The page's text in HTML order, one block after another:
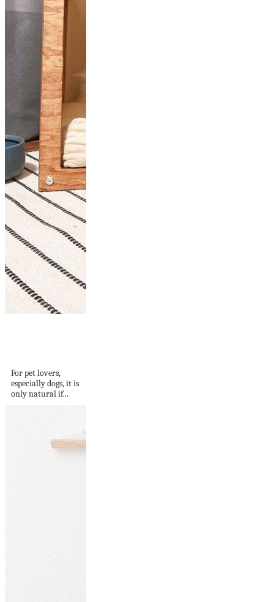
For pet lovers,
especially dogs, it is
only natural if...